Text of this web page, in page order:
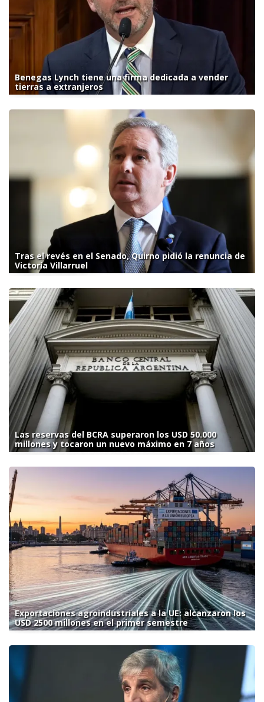
Benegas Lynch tiene una firma dedicada a vender
tierras a extranjeros
Tras el revés en el Senado, Quirno pidió la renuncia de
Victoria Villarruel
Las reservas del BCRA superaron los USD 50.000
millones y tocaron un nuevo máximo en 7 años
Exportaciones agroindustriales a la UE: alcanzaron los
USD 2500 millones en el primer semestre